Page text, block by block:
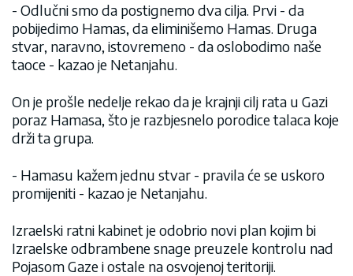
- Odlučni smo da postignemo dva cilja. Prvi - da
pobijedimo Hamas, da eliminišemo Hamas. Druga
stvar, naravno, istovremeno - da oslobodimo naše
taoce - kazao je Netanjahu.
On je prošle nedelje rekao da je krajnji cilj rata u Gazi
poraz Hamasa, što je razbjesnelo porodice talaca koje
drži ta grupa.
- Hamasu kažem jednu stvar - pravila će se uskoro
promijeniti - kazao je Netanjahu.
Izraelski ratni kabinet je odobrio novi plan kojim bi
Izraelske odbrambene snage preuzele kontrolu nad
Pojasom Gaze i ostale na osvojenoj teritoriji.